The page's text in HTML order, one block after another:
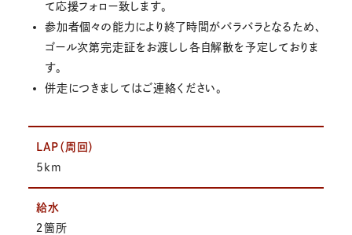
て応援フォロー致します。
参加者個々の能力により終了時間がバラバラとなるため、
ゴール次第完走証をお渡しし各自解散を予定しておりま
す。
併走につきましてはご連絡ください。
LAP（周回）
5km
給水
２箇所